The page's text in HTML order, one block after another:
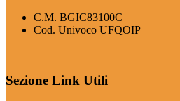
C.M. BGIC83100C
Cod. Univoco UFQOIP
Sezione Link Utili